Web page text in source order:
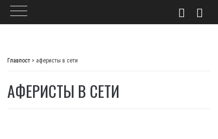
Главпост > аферисты в сети
АФЕРИСТЫ В СЕТИ